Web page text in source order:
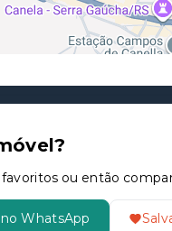
favoritos ou então
WhatsApp